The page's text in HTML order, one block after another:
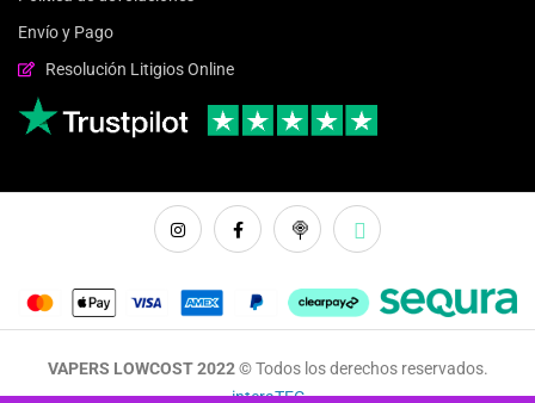
Envío y Pago
Resolución Litigios Online
VAPERS LOWCOST 2022 ©Todos los derechos reservados.
interaTEC